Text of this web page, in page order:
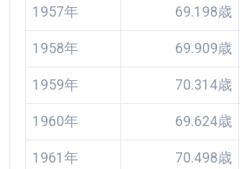
1957年 69.198歳
1958年 69.909歳
1959年 70.314歳
1960年 69.624歳
1961年 70.498歳